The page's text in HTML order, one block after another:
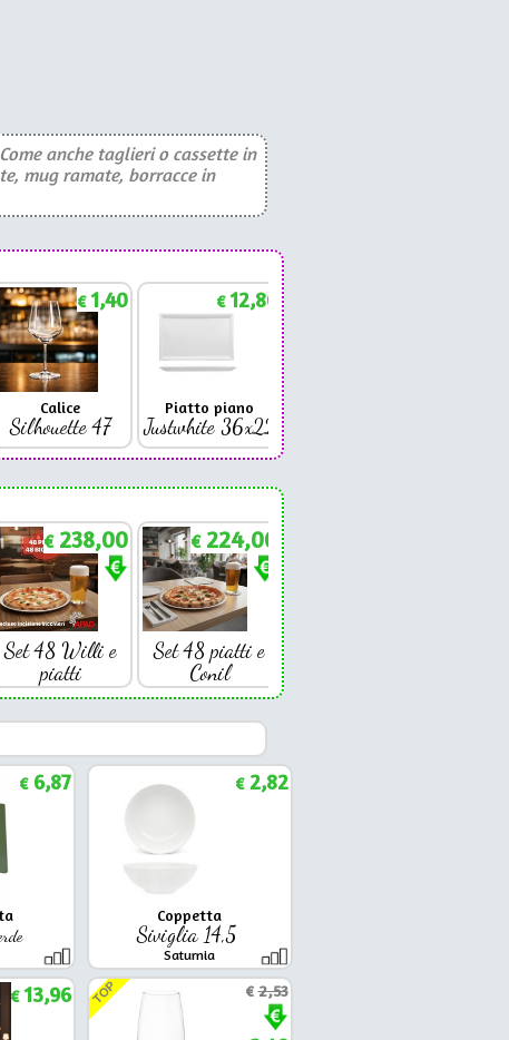
anche taglieri o cassette in
mug ramate, borracce in
€1,40
Calice
Silhouette 47
€12,86
Piatto piano
Justwhite 36x22
€238,00
Set 48 Willi e
piatti
€224,00
Set 48 piatti e
Conil
€6,87
Coppetta
Siviglia 14,5
Saturnia
€2,82
€13,96 TOP €2,53